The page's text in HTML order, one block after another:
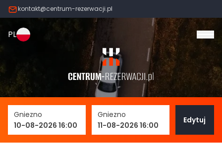
kontakt@centrum-rezerwacji.pl
PL
Gniezno
10-08-2026 16:00
Gniezno
11-08-2026 16:00
Edytuj